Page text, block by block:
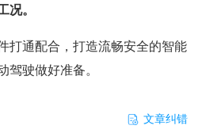
。
打通配合，打造流畅安全的智能
驾驶做好准备。
文章纠错